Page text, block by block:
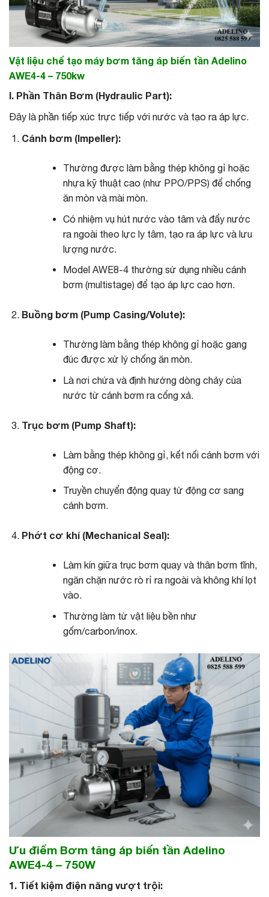
Vật liệu chế tạo máy bơm tăng áp biến tần Adelino
AWE4-4 – 750kw
I. Phần Thân Bơm (Hydraulic Part):
Đây là phần tiếp xúc trực tiếp với nước và tạo ra áp lực.
Cánh bơm (Impeller):
Thường được làm bằng thép không gỉ hoặc
nhựa kỹ thuật cao (như PPO/PPS) để chống
ăn mòn và mài mòn.
Có nhiệm vụ hút nước vào tâm và đẩy nước
ra ngoài theo lực ly tâm, tạo ra áp lực và lưu
lượng nước.
Model AWE8-4 thường sử dụng nhiều cánh
bơm (multistage) để tạo áp lực cao hơn.
Buồng bơm (Pump Casing/Volute):
Thường làm bằng thép không gỉ hoặc gang
đúc được xử lý chống ăn mòn.
Là nơi chứa và định hướng dòng chảy của
nước từ cánh bơm ra cổng xả.
Trục bơm (Pump Shaft):
Làm bằng thép không gỉ, kết nối cánh bơm với
động cơ.
Truyền chuyển động quay từ động cơ sang
cánh bơm.
Phớt cơ khí (Mechanical Seal):
Làm kín giữa trục bơm quay và thân bơm tĩnh,
ngăn chặn nước rò rỉ ra ngoài và không khí lọt
vào.
Thường làm từ vật liệu bền như
gốm/carbon/inox.
Ưu điểm Bơm tăng áp biến tần Adelino
AWE4-4 – 750W
1. Tiết kiệm điện năng vượt trội: